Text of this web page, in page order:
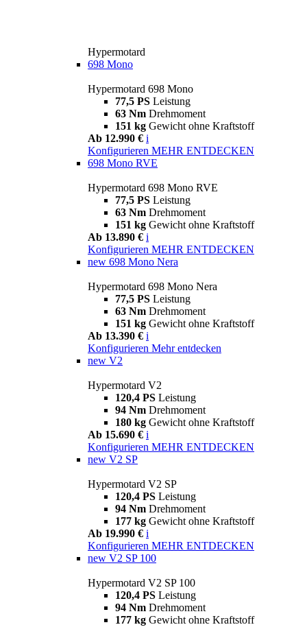
Hypermotard
698 Mono
Hypermotard 698 Mono
77,5 PS Leistung
63 Nm Drehmoment
151 kg Gewicht ohne Kraftstoff
Ab 12.990 € i
Konfigurieren MEHR ENTDECKEN
698 Mono RVE
Hypermotard 698 Mono RVE
77,5 PS Leistung
63 Nm Drehmoment
151 kg Gewicht ohne Kraftstoff
Ab 13.890 € i
Konfigurieren MEHR ENTDECKEN
new 698 Mono Nera
Hypermotard 698 Mono Nera
77,5 PS Leistung
63 Nm Drehmoment
151 kg Gewicht ohne Kraftstoff
Ab 13.390 € i
Konfigurieren Mehr entdecken
new V2
Hypermotard V2
120,4 PS Leistung
94 Nm Drehmoment
180 kg Gewicht ohne Kraftstoff
Ab 15.690 € i
Konfigurieren MEHR ENTDECKEN
new V2 SP
Hypermotard V2 SP
120,4 PS Leistung
94 Nm Drehmoment
177 kg Gewicht ohne Kraftstoff
Ab 19.990 € i
Konfigurieren MEHR ENTDECKEN
new V2 SP 100
Hypermotard V2 SP 100
120,4 PS Leistung
94 Nm Drehmoment
177 kg Gewicht ohne Kraftstoff